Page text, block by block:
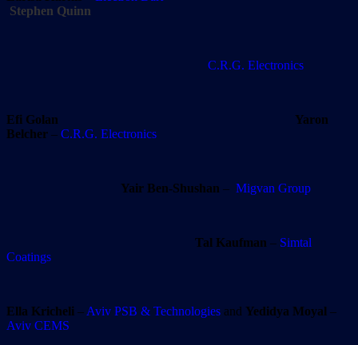
Stephen Quinn
C.R.G. Electronics
Efi Golan
Yaron
Belcher – C.R.G. Electronics
Yair Ben-Shushan – Migvan Group
Tal Kaufman – Simtal
Coatings
Ella Kricheli – Aviv PSB & Technologies and Yedidya Moyal –
Aviv CEMS